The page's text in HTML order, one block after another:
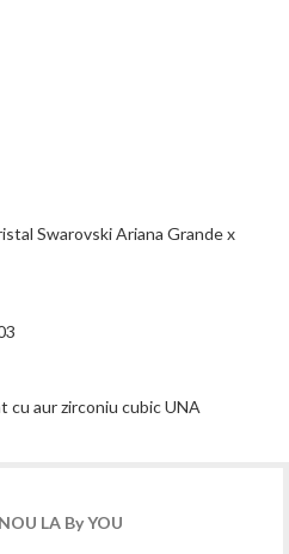
Swarovski Ariana Grande x
cu aur zirconiu cubic UNA
LA By YOU